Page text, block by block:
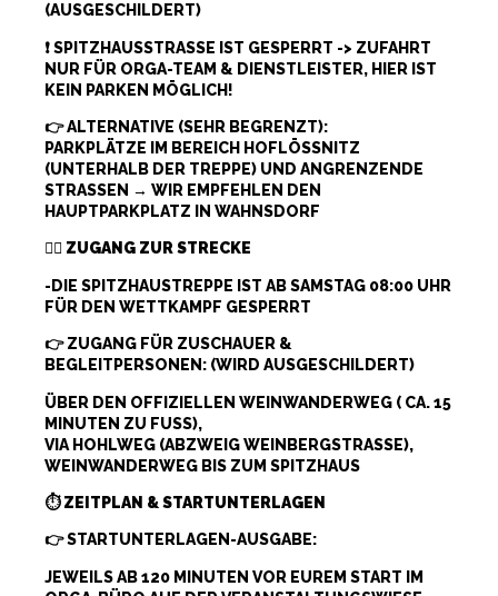
AUSGESCHILDERT)
❗ SPITZHAUSSTRASSE IST GESPERRT -> ZUFAHRT N
UR FÜR ORGA-TEAM & DIENSTLEISTER, HIER IST K
EIN PARKEN MÖGLICH!
👉 ALTERNATIVE (SEHR BEGRENZT):
PARKPLÄTZE IM BEREICH HOFLÖSSNITZ (
UNTERHALB DER TREPPE) UND ANGRENZENDE S
TRASSEN → WIR EMPFEHLEN DEN HA
UPTPARKPLATZ IN WAHNSDORF
🚶‍♀️ ZUGANG ZUR STRECKE
-DIE SPITZHAUSTREPPE IST AB SAMSTAG 08:00 UHR
FÜR DEN WETTKAMPF GESPERRT
👉 ZUGANG FÜR ZUSCHAUER &
BEGLEITPERSONEN: (WIRD AUSGESCHILDERT)
ÜBER DEN OFFIZIELLEN WEINWANDERWEG ( CA. 15
MINUTEN ZU FUSS),
VIA HOHLWEG (ABZWEIG WEINBERGSTRASSE),
WEINWANDERWEG BIS ZUM SPITZHAUS
⏱️ZEITPLAN & STARTUNTERLAGEN
👉 STARTUNTERLAGEN-AUSGABE:
JEWEILS AB 120 MINUTEN VOR EUREM START IM